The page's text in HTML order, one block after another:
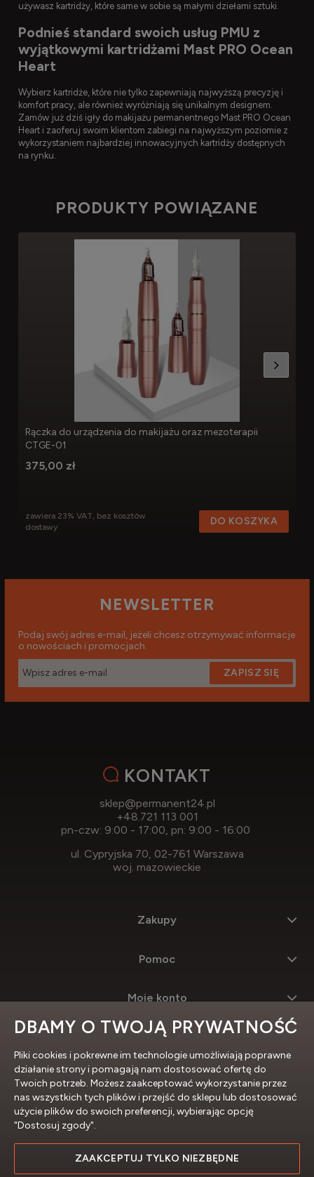
używasz kartridży, które same w sobie są małymi dziełami sztuki.
Podnieś standard swoich usług PMU z
wyjątkowymi kartridżami Mast PRO Ocean
Heart
Wybierz kartridże, które nie tylko zapewniają najwyższą precyzję i
komfort pracy, ale również wyróżniają się unikalnym designem.
Zamów już dziś igły do makijażu permanentnego Mast PRO Ocean
Heart i zaoferuj swoim klientom zabiegi na najwyższym poziomie z
wykorzystaniem najbardziej innowacyjnych kartridży dostępnych
na rynku.
PRODUKTY POWIĄZANE
Rączka do urządzenia do makijażu oraz mezoterapii
CTGE-01
375,00 zł
zawiera 23% VAT, bez kosztów
dostawy
DO KOSZYKA
NEWSLETTER
Podaj swój adres e-mail, jeżeli chcesz otrzymywać informacje
o nowościach i promocjach.
ZAPISZ SIĘ
KONTAKT
sklep@permanent24.pl
+48.721 113 001
pn-czw: 9:00 - 17:00, pn: 9:00 - 16:00
ul. Cypryjska 70, 02-761 Warszawa
woj. mazowieckie
Zakupy
Pomoc
Moje konto
Informacje
DBAMY O TWOJĄ PRYWATNOŚĆ
Pliki cookies i pokrewne im technologie umożliwiają poprawne
działanie strony i pomagają nam dostosować ofertę do
Twoich potrzeb. Możesz zaakceptować wykorzystanie przez
nas wszystkich tych plików i przejść do sklepu lub dostosować
użycie plików do swoich preferencji, wybierając opcję
"Dostosuj zgody".
ZAAKCEPTUJ TYLKO NIEZBĘDNE